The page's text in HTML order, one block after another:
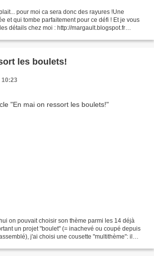
pour moi ca sera donc des rayures !Une
et qui tombe parfaitement pour ce défi ! Et je vous
détails chez moi : http://margault.blogspot.fr
les boulets!
10:23
on pouvait choisir son thème parmi les 14 déjà
un projet "boulet" (= inachevé ou coupé depuis
j'ai choisi une cousette "multithème": il